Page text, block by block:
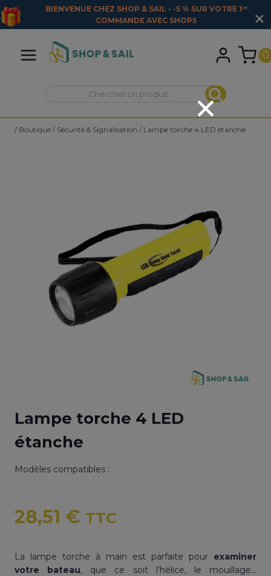
contenu
0
Recherche
pour :
Recherche
/ Boutique / Sécurité & Signalisation / Lampe torche 4 LED étanche
Lampe torche 4 LED
étanche
Modèles compatibles :
28,51 € TTC
La lampe torche à main est parfaite pour examiner
votre bateau, que ce soit l’hélice, le mouillage…
BIENVENUE CHEZ SHOP & SAIL • -5 % SUR VOTRE 1ʳᵉ
COMMANDE AVEC SHOP5